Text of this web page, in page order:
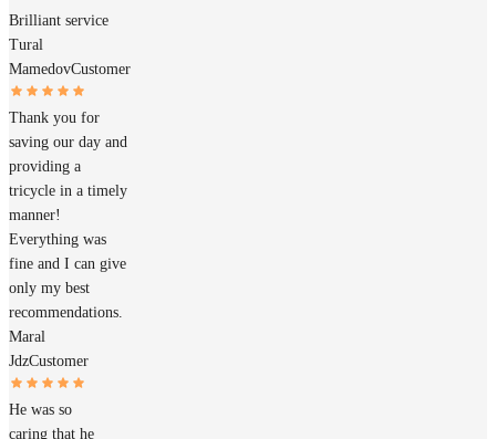
Brilliant service
Tural
MamedovCustomer
Thank you for
saving our day and
providing a
tricycle in a timely
manner!
Everything was
fine and I can give
only my best
recommendations.
Maral
JdzCustomer
He was so
caring that he